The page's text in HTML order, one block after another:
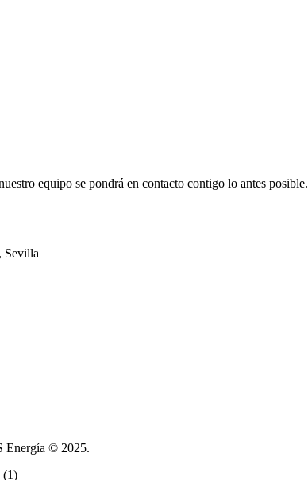
equipo se pondrá en contacto contigo lo antes posible.
Sevilla
Energía © 2025.